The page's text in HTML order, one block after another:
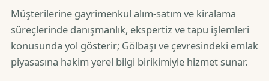
Müşterilerine gayrimenkul alım-satım ve kiralama
süreçlerinde danışmanlık, ekspertiz ve tapu işlemleri
konusunda yol gösterir; Gölbaşı ve çevresindeki emlak
piyasasına hakim yerel bilgi birikimiyle hizmet sunar.